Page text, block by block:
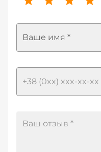
Ваше имя *